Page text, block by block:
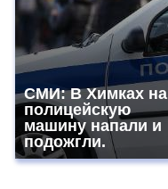
СМИ: В Химках на
полицейскую
машину напали и
подожгли.